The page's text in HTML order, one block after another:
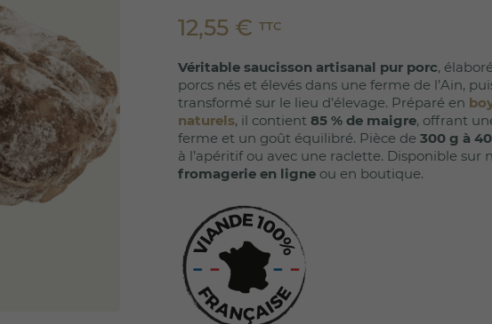
12,55 € TTC
Véritable saucisson artisanal pur porc,
porcs nés et élevés dans une ferme de l’Ain,
transformé sur le lieu d’élevage. Préparé en
naturels, il contient 85 % de maigre, offrant
ferme et un goût équilibré. Pièce de 300 g à
à l’apéritif ou avec une raclette. Disponible sur
fromagerie en ligne ou en boutique.